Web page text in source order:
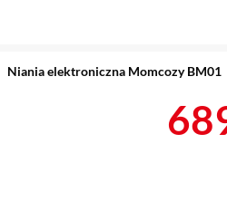
Niania elektroniczna Momcozy BM01